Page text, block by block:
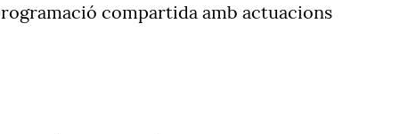
compartida amb actuacions